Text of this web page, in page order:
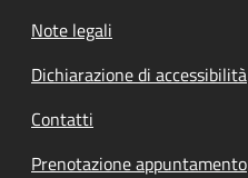
Note legali
Dichiarazione di accessibilità
Contatti
Prenotazione appuntamento